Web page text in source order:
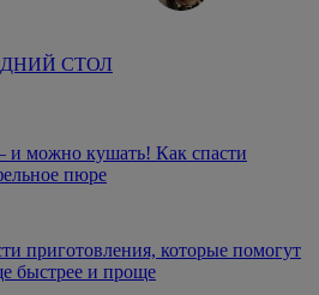
СТОЛ
и можно кушать! Как спасти
пюре
приготовления, которые помогут
быстрее и проще